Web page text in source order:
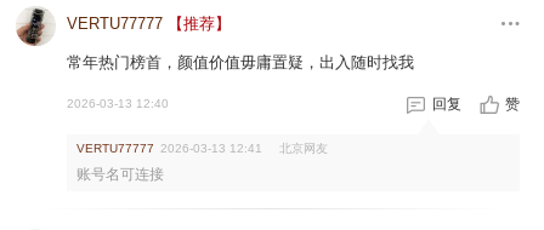
VERTU77777 【推荐】
常年热门榜首，颜值价值毋庸置疑，出入随时找我
2026-03-13 12:40 回复 赞
VERTU77777 2026-03-13 12:41 北京网友
账号名可连接